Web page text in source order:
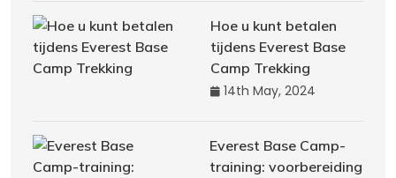
Hoe u kunt betalen
tijdens Everest Base
Camp Trekking
14th May, 2024
Everest Base Camp-
training: voorbereiding